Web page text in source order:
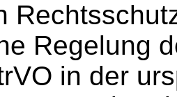
Regelung
in der